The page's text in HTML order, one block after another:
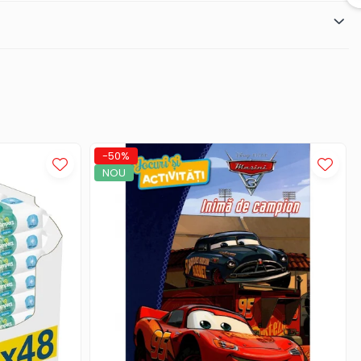
-50%
NOU